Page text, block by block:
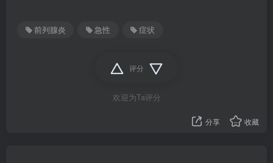
前列腺炎 急性 症状
评分
欢迎为Ta评分
分享 收藏